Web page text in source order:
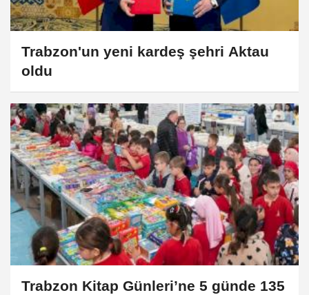
Trabzon'un yeni kardeş şehri Aktau
oldu
Trabzon Kitap Günleri’ne 5 günde 135